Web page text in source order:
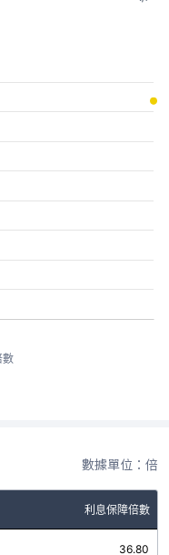
數
數據單位：倍
利息保障倍數
36.80